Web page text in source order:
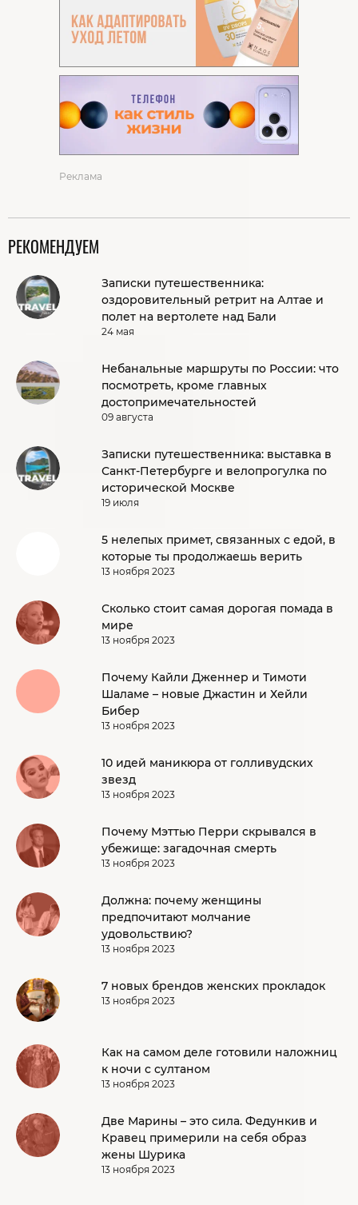
Реклама
РЕКОМЕНДУЕМ
Записки путешественника:
оздоровительный ретрит на Алтае и
полет на вертолете над Бали
24 мая
Небанальные маршруты по России: что
посмотреть, кроме главных
достопримечательностей
09 августа
Записки путешественника: выставка в
Санкт-Петербурге и велопрогулка по
исторической Москве
19 июля
5 нелепых примет, связанных с едой, в
которые ты продолжаешь верить
13 ноября 2023
Сколько стоит самая дорогая помада в
мире
13 ноября 2023
Почему Кайли Дженнер и Тимоти
Шаламе – новые Джастин и Хейли
Бибер
13 ноября 2023
10 идей маникюра от голливудских
звезд
13 ноября 2023
Почему Мэттью Перри скрывался в
убежище: загадочная смерть
13 ноября 2023
Должна: почему женщины
предпочитают молчание
удовольствию?
13 ноября 2023
7 новых брендов женских прокладок
13 ноября 2023
Как на самом деле готовили наложниц
к ночи с султаном
13 ноября 2023
Две Марины – это сила. Федункив и
Кравец примерили на себя образ
жены Шурика
13 ноября 2023